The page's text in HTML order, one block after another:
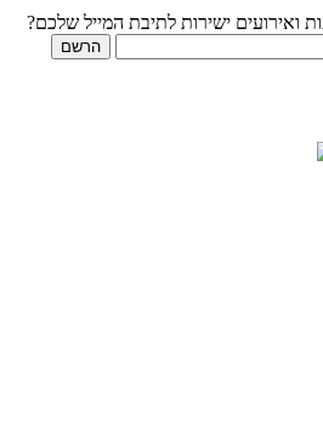
ואירועים ישירות לתיבת המייל שלכם?